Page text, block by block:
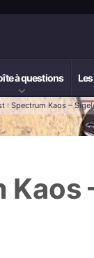
à questions
: Spectrum Kaos –